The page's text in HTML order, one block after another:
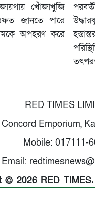
খোঁজাখুজি
জানতে পারে
অপহরণ করে
RED TIMES
Emporium,
Mobile: 017111-
Email:
© 2026 RED